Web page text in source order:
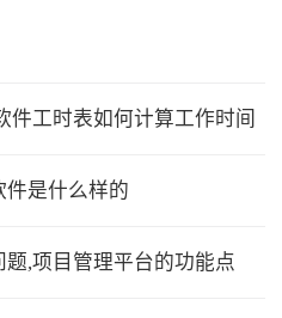
件工时表如何计算工作时间
件是什么样的
,项目管理平台的功能点